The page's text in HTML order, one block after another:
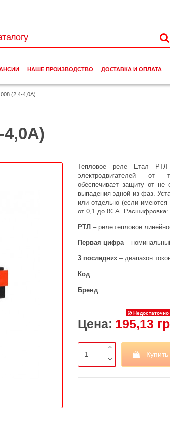
(2,4-4,0А)
4,0А)
Тепловое реле Етал РТЛ
электродвигателей от
обеспечивает защиту от
выпадения одной из фаз.
или отдельно (если
от 0,1 до 86 А. Расшифровка:
РТЛ – реле тепловое
Первая цифра–
3 последних – диапазон
Код
Бренд
Недостаточно
Цена: 195,13
Купить
НАШЕ ПРОИЗВОДСТВО ДОСТАВКА И ОПЛАТА